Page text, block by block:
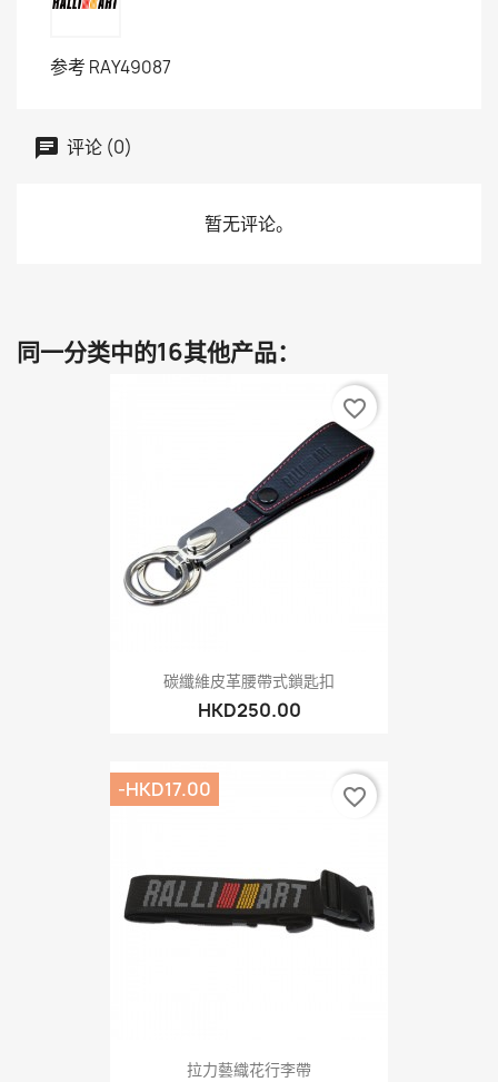
参考 RAY49087
评论 (0)
暂无评论。
同一分类中的16其他产品：
碳纖維皮革腰帶式鎖匙扣
HKD250.00
favorite_border
拉力藝織花行李帶
-HKD17.00 favorite_border